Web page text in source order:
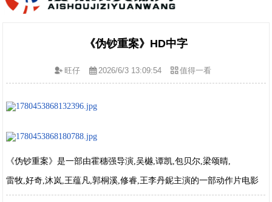
《伪钞重案》HD中字
旺仔 2026/6/3 13:09:54 值得一看
《伪钞重案》是一部由霍穗强导演,吴樾,谭凯,包贝尔,梁颂晴,
雷牧,好奇,沐岚,王蕴凡,郭桐溪,修睿,王李丹鈮主演的一部动作片电影